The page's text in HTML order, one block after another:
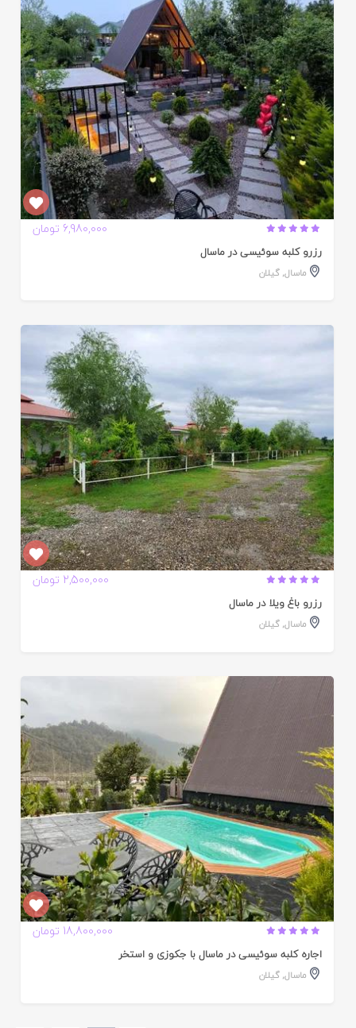
6,980,000 تومان
رزرو کلبه سوئیسی در ماسال
ماسال,گیلان
2,500,000 تومان
رزرو باغ ویلا در ماسال
ماسال,گیلان
18,800,000 تومان
اجاره کلبه سوئیسی در ماسال با جکوزی و استخر
ماسال,گیلان